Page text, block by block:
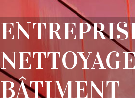
BÂTIMENT